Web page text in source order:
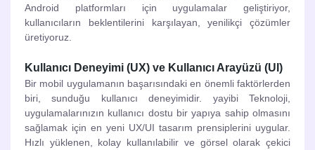
Android platformları için uygulamalar geliştiriyor,
kullanıcıların beklentilerini karşılayan, yenilikçi çözümler
üretiyoruz.
Kullanıcı Deneyimi (UX) ve Kullanıcı Arayüzü (UI)
Bir mobil uygulamanın başarısındaki en önemli faktörlerden
biri, sunduğu kullanıcı deneyimidir. yayibi Teknoloji,
uygulamalarınızın kullanıcı dostu bir yapıya sahip olmasını
sağlamak için en yeni UX/UI tasarım prensiplerini uygular.
Hızlı yüklenen, kolay kullanılabilir ve görsel olarak çekici